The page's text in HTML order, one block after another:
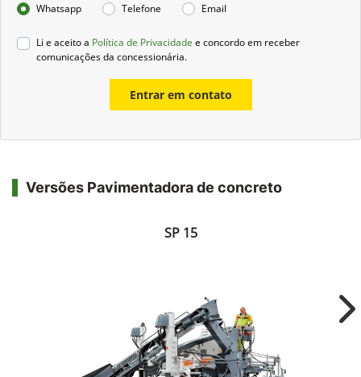
Whatsapp Telefone Email
Li e aceito a Política de Privacidade e concordo em receber
comunicações da concessionária.
Entrar em contato
Versões Pavimentadora de concreto
SP 15